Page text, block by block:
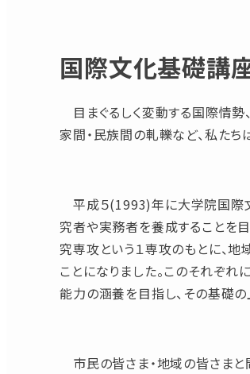
国際文化基礎講
目まぐるしく変動する国際情
家間・民族間の軋轢など、私た
平成５(1993)年に大学院国際
究者や実務者を養成することを
究専攻という１専攻のもとに、
ことになりました。このそれぞ
能力の涵養を目指し、その基礎
市民の皆さま・地域の皆さまと